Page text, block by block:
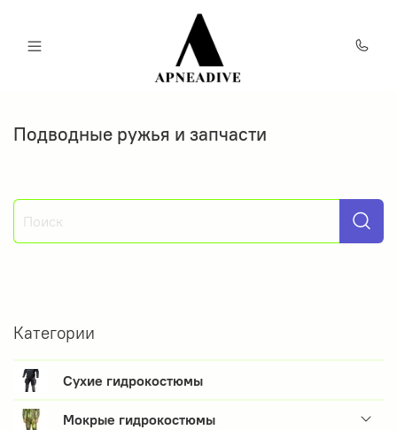
Подводные ружья и запчасти
Категории
Сухие гидрокостюмы
Мокрые гидрокостюмы